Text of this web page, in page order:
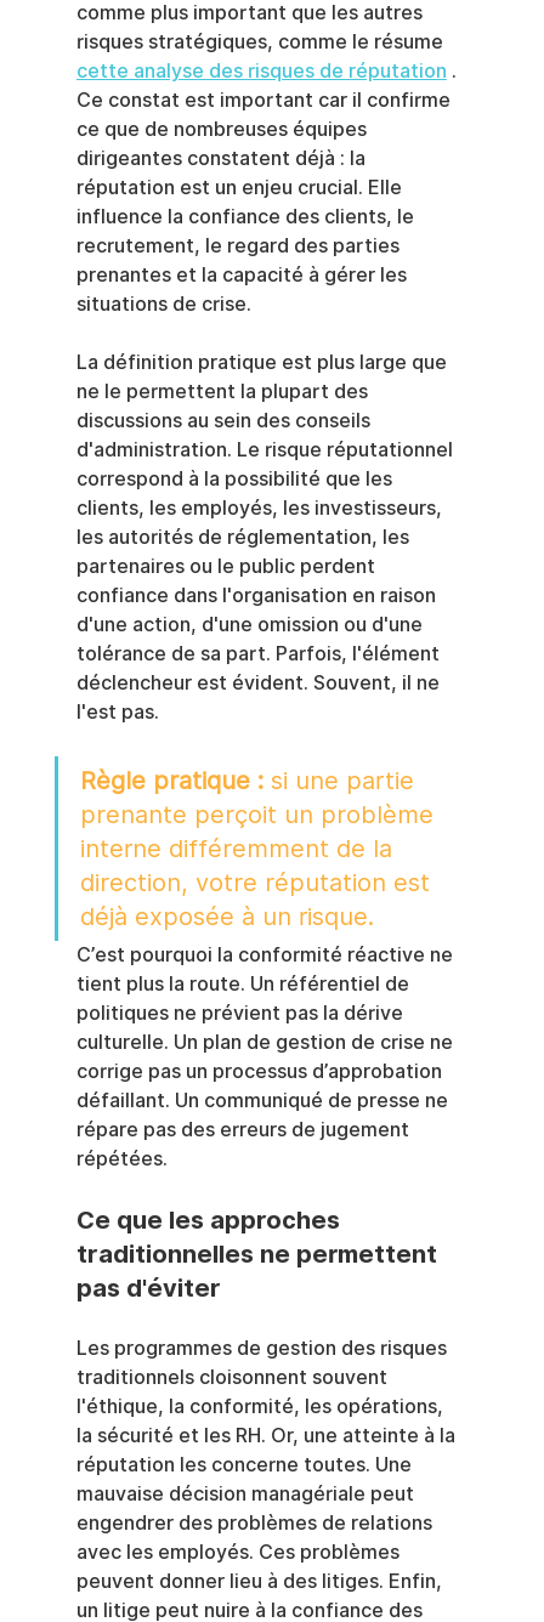
comme plus important que les autres
risques stratégiques, comme le résume
cette analyse des risques de réputation .
Ce constat est important car il confirme
ce que de nombreuses équipes
dirigeantes constatent déjà : la
réputation est un enjeu crucial. Elle
influence la confiance des clients, le
recrutement, le regard des parties
prenantes et la capacité à gérer les
situations de crise.
La définition pratique est plus large que
ne le permettent la plupart des
discussions au sein des conseils
d'administration. Le risque réputationnel
correspond à la possibilité que les
clients, les employés, les investisseurs,
les autorités de réglementation, les
partenaires ou le public perdent
confiance dans l'organisation en raison
d'une action, d'une omission ou d'une
tolérance de sa part. Parfois, l'élément
déclencheur est évident. Souvent, il ne
l'est pas.
Règle pratique : si une partie
prenante perçoit un problème
interne différemment de la
direction, votre réputation est
déjà exposée à un risque.
C’est pourquoi la conformité réactive ne
tient plus la route. Un référentiel de
politiques ne prévient pas la dérive
culturelle. Un plan de gestion de crise ne
corrige pas un processus d’approbation
défaillant. Un communiqué de presse ne
répare pas des erreurs de jugement
répétées.
Ce que les approches
traditionnelles ne permettent
pas d'éviter
Les programmes de gestion des risques
traditionnels cloisonnent souvent
l'éthique, la conformité, les opérations,
la sécurité et les RH. Or, une atteinte à la
réputation les concerne toutes. Une
mauvaise décision managériale peut
engendrer des problèmes de relations
avec les employés. Ces problèmes
peuvent donner lieu à des litiges. Enfin,
un litige peut nuire à la confiance des